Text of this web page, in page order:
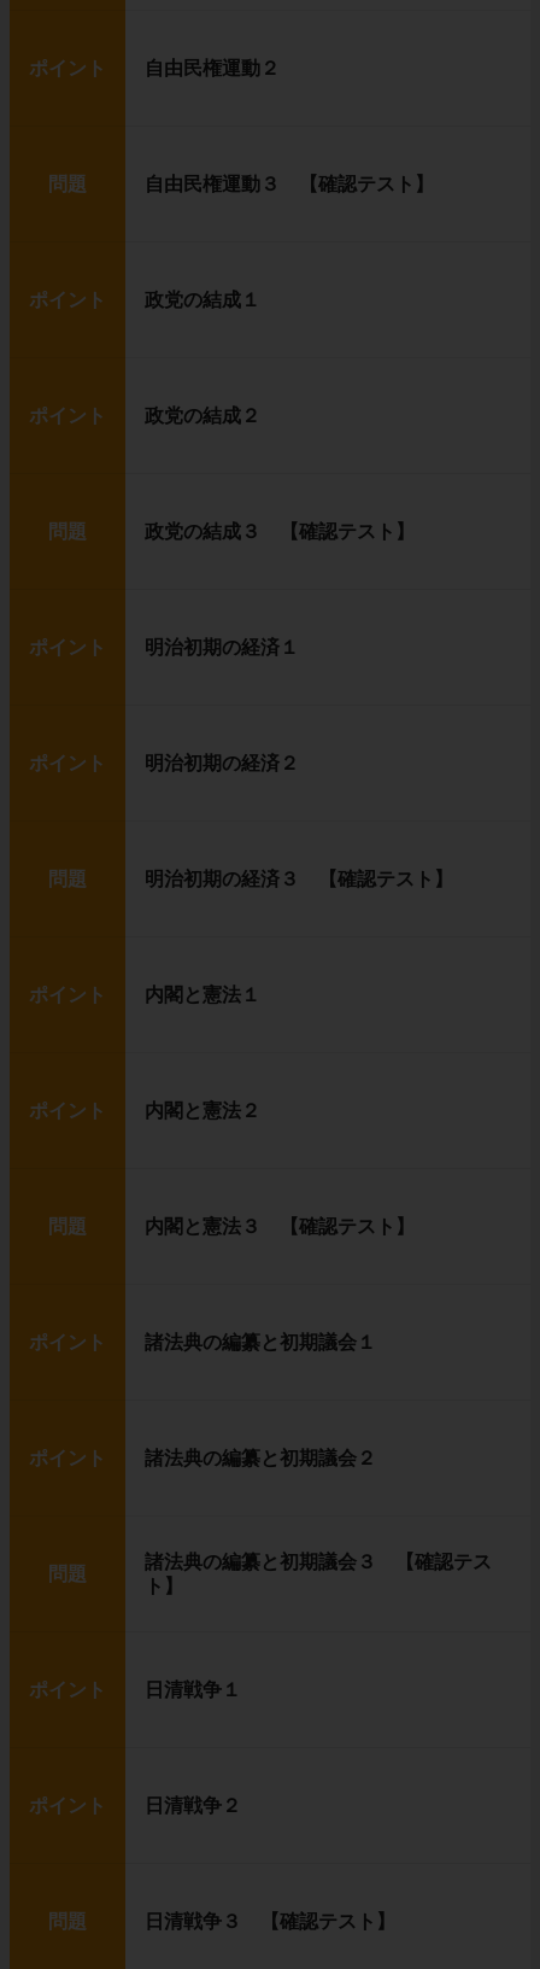
ポイント 自由民権運動２
問題 自由民権運動３ 【確認テスト】
ポイント 政党の結成１
ポイント 政党の結成２
問題 政党の結成３ 【確認テスト】
ポイント 明治初期の経済１
ポイント 明治初期の経済２
問題 明治初期の経済３ 【確認テスト】
ポイント 内閣と憲法１
ポイント 内閣と憲法２
問題 内閣と憲法３ 【確認テスト】
ポイント 諸法典の編纂と初期議会１
ポイント 諸法典の編纂と初期議会２
問題
諸法典の編纂と初期議会３ 【確認テス
ト】
ポイント 日清戦争１
ポイント 日清戦争２
問題 日清戦争３ 【確認テスト】